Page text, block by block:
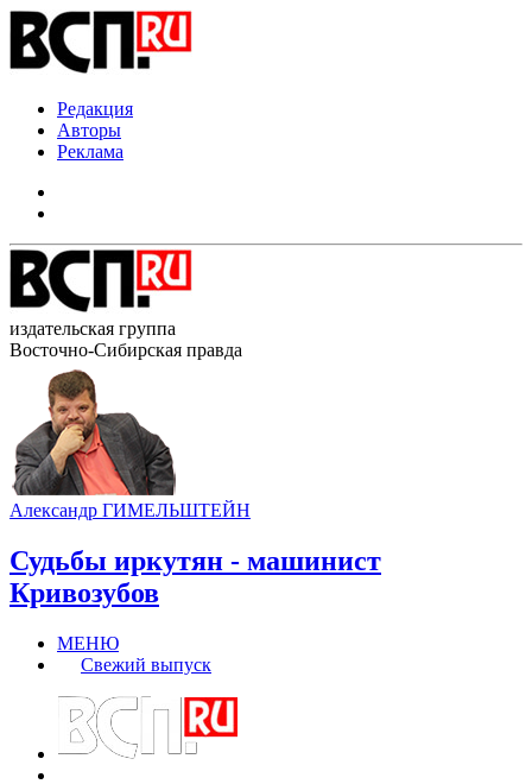
Редакция
Авторы
Реклама
издательская группа
Восточно-Сибирская правда
Александр ГИМЕЛЬШТЕЙН
Судьбы иркутян - машинист
Кривозубов
МЕНЮ
Свежий выпуск